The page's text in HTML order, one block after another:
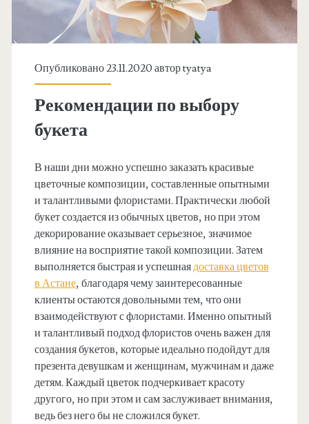
Опубликовано 23.11.2020 авторtyatya
Рекомендации по выбору
букета
В наши дни можно успешно заказать красивые
цветочные композиции, составленные опытными
и талантливыми флористами. Практически любой
букет создается из обычных цветов, но при этом
декорирование оказывает серьезное, значимое
влияние на восприятие такой композиции. Затем
выполняется быстрая и успешнаядоставка цветов
в Астане, благодаря чему заинтересованные
клиенты остаются довольными тем, что они
взаимодействуют с флористами. Именно опытный
и талантливый подход флористов очень важен для
создания букетов, которые идеально подойдут для
презента девушкам и женщинам, мужчинам и даже
детям. Каждый цветок подчеркивает красоту
другого, но при этом и сам заслуживает внимания,
ведь без него бы не сложился букет.